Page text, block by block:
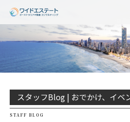
スタッフBlog | おでかけ、イベ
STAFF BLOG